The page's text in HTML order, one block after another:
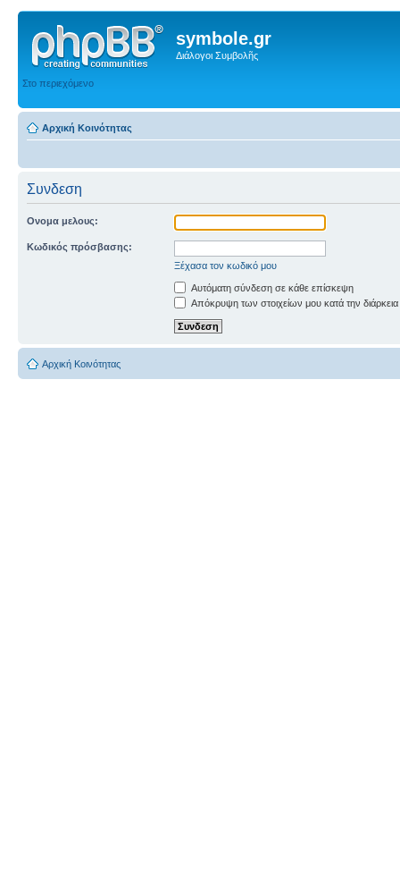
symbole.gr
Διάλογοι Συμβολῆς
Στο περιεχόμενο
Αρχική Κοινότητας
Συνδεση
Ονομα μελους:
Κωδικός πρόσβασης:
Ξέχασα τον κωδικό μου
Αυτόματη σύνδεση σε κάθε επίσκεψη
Απόκρυψη των στοιχείων μου κατά την
Αρχική Κοινότητας